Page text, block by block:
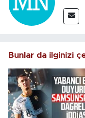
Bunlar da ilginizi